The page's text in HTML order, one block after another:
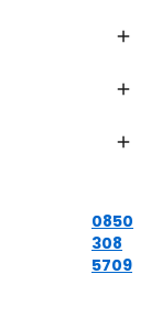
0850
308
5709